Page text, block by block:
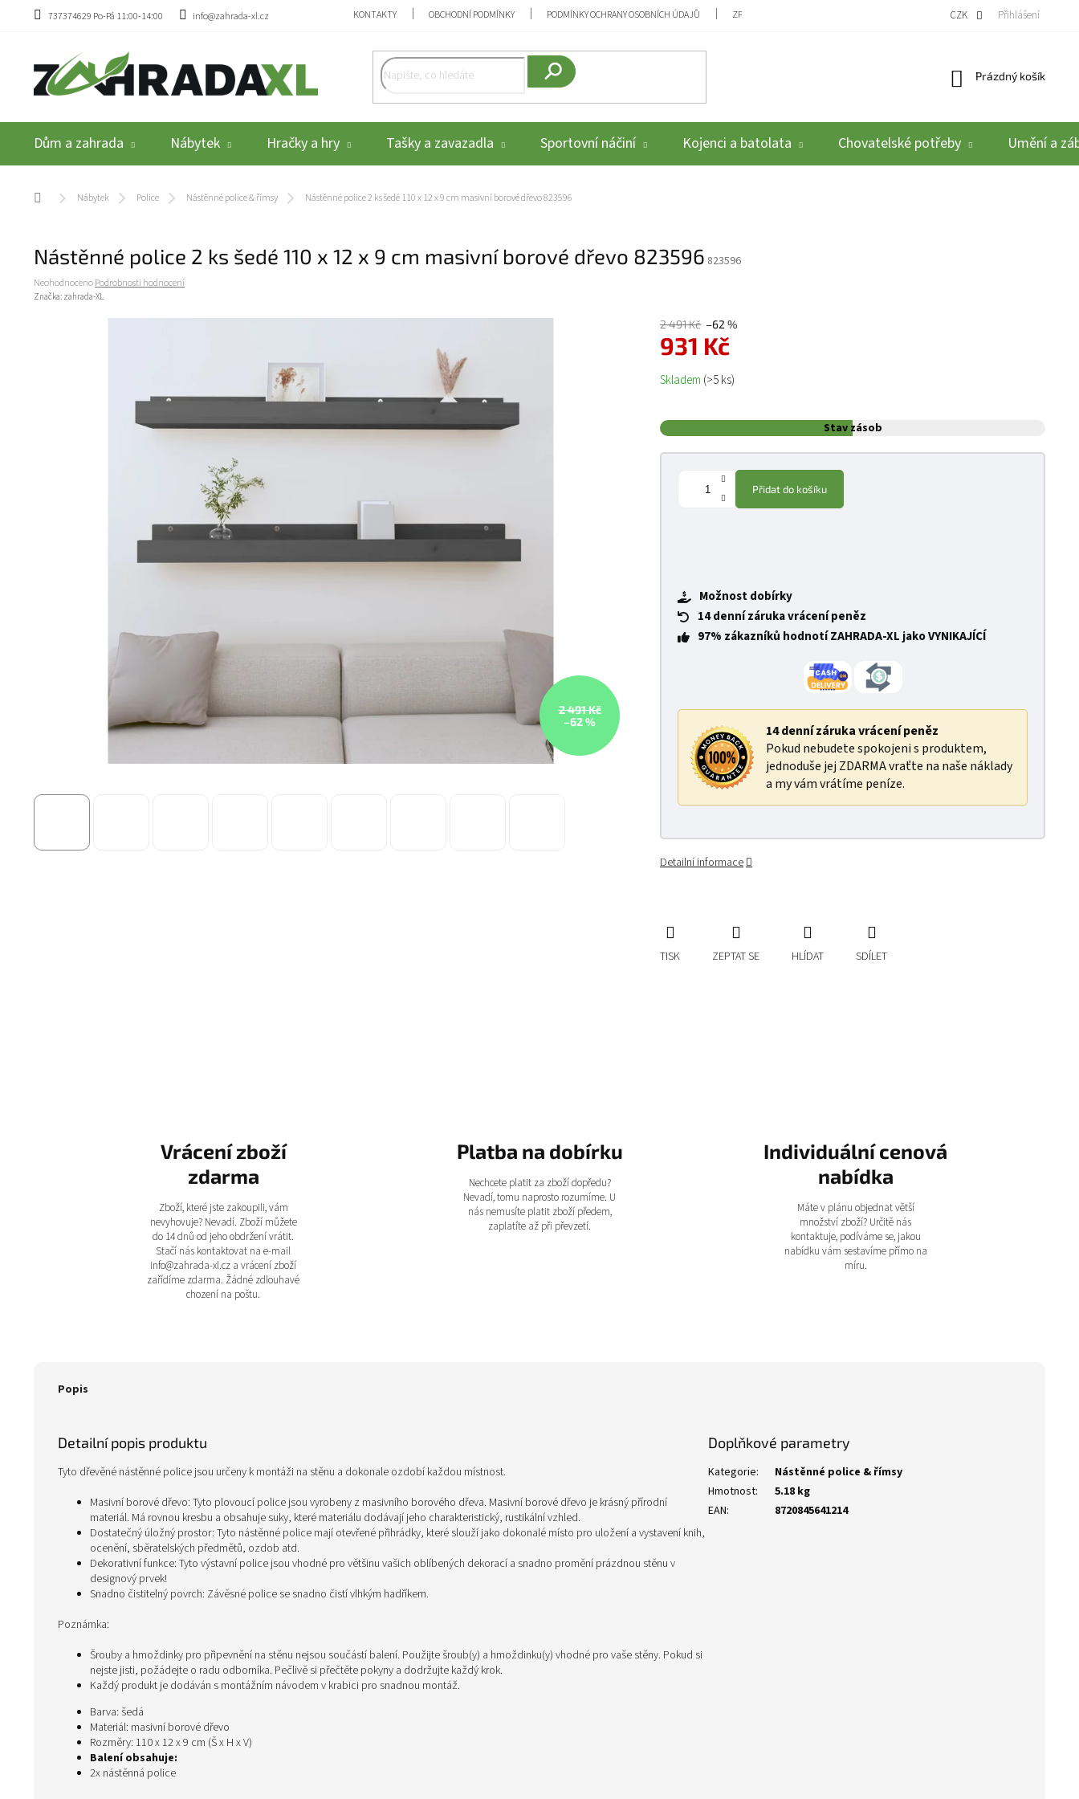
Přejít na obsah
737374629 Po-Pá 11:00-14:00 info@zahrada-xl.cz KONTAKTY OBCHODNÍ PODMÍNKY PODMÍNKY OCHRANY OSOBNÍCH ÚDAJŮ ZPĚTNÝ ODBĚR VYSLOUŽILÝCH ELEKTROZAŘÍZENÍ / BATERIÍ REKLAMACE A
CZK Přihlášení
Nákupní košík
Prázdný košík
Dům a zahrada Nábytek Hračky a hry Tašky a zavazadla Sportovní náčiní Kojenci a batolata Chovatelské potřeby Umění a
Domů Nábytek Police Nástěnné police & římsy Nástěnné police 2 ks šedé 110 x 12 x 9 cm masivní borové dřevo 823596
Nástěnné police 2 ks šedé 110 x 12 x 9 cm masivní borové dřevo 823596 823596
Průměrné hodnocení produktu je 0,0 z 5 hvězdiček.
NeohodnocenoPodrobnosti hodnocení
Značka: zahrada-XL
2 491 Kč
–62 %
2 491 Kč –62 %
931 Kč
Měrná cena:
Skladem (>5 ks)
Stav zásob
Přidat do košíku
Možnost dobírky
14 denní záruka vrácení peněz
97% zákazníků hodnotí ZAHRADA-XL jako VYNIKAJÍCÍ
14 denní záruka vrácení peněz
Pokud nebudete spokojeni s produktem,
jednoduše jej ZDARMA vraťte na naše náklady
a my vám vrátíme peníze.
Detailní informace
TISK ZEPTAT SE HLÍDAT SDÍLET
Vrácení zboží
zdarma
Zboží, které jste zakoupili, vám
nevyhovuje? Nevadí. Zboží můžete
do 14 dnů od jeho obdržení vrátit.
Stačí nás kontaktovat na e-mail
info@zahrada-xl.cz a vrácení zboží
zařídíme zdarma. Žádné zdlouhavé
chození na poštu.
Platba na dobírku
Nechcete platit za zboží dopředu?
Nevadí, tomu naprosto rozumíme. U
nás nemusíte platit zboží předem,
zaplatíte až při převzetí.
Individuální cenová
nabídka
Máte v plánu objednat větší
množství zboží? Určitě nás
kontaktuje, podíváme se, jakou
nabídku vám sestavíme přímo na
míru.
Popis
Detailní popis produktu
Tyto dřevěné nástěnné police jsou určeny k montáži na stěnu a dokonale ozdobí každou místnost.
Masivní borové dřevo: Tyto plovoucí police jsou vyrobeny z masivního borového dřeva. Masivní borové dřevo je krásný přírodní
materiál. Má rovnou kresbu a obsahuje suky, které materiálu dodávají jeho charakteristický, rustikální vzhled.
Dostatečný úložný prostor: Tyto nástěnné police mají otevřené přihrádky, které slouží jako dokonalé místo pro uložení a vystavení knih,
ocenění, sběratelských předmětů, ozdob atd.
Dekorativní funkce: Tyto výstavní police jsou vhodné pro většinu vašich oblíbených dekorací a snadno promění prázdnou stěnu v
designový prvek!
Snadno čistitelný povrch: Závěsné police se snadno čistí vlhkým hadříkem.
Poznámka:
Šrouby a hmoždinky pro připevnění na stěnu nejsou součástí balení. Použijte šroub(y) a hmoždinku(y) vhodné pro vaše stěny. Pokud si
nejste jisti, požádejte o radu odborníka. Pečlivě si přečtěte pokyny a dodržujte každý krok.
Každý produkt je dodáván s montážním návodem v krabici pro snadnou montáž.
Barva: šedá
Materiál: masivní borové dřevo
Rozměry: 110 x 12 x 9 cm (Š x H x V)
Balení obsahuje:
2x nástěnná police
Doplňkové parametry
Kategorie:
Nástěnné police & římsy
Hmotnost:
5.18 kg
EAN: 8720845641214